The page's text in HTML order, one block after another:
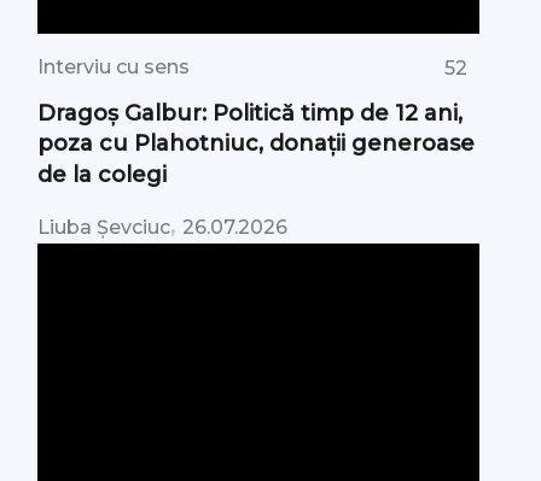
Interviu cu sens 52
Dragoș Galbur: Politică timp de 12 ani,
poza cu Plahotniuc, donații generoase
de la colegi
Liuba Șevciuc, 26.07.2026